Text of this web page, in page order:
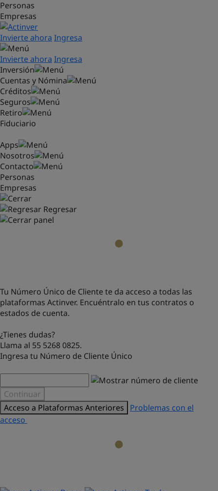
Saltar al contenido principal
Personas
Empresas
Invierte ahora Ingresa
Invierte ahora Ingresa
Inversión
Cuentas y Nómina
Créditos
Seguros
Retiro
Fiduciario
Apps
Nosotros
Contacto
Personas
Empresas
Regresar
Tu Número Único de Cliente te da acceso a todas las
plataformas Actinver. Encuéntralo en tus contratos o
estados de cuenta.
¿Tienes dudas?
Llama al 55 5268 0825.
Ingresa tu Número de Cliente Único
Continuar
Acceso a Plataformas Anteriores
Problemas con el
acceso